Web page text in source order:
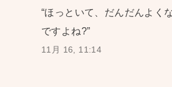
“ほっといて、だんだんよく
ですよね?”
11月 16, 11:14